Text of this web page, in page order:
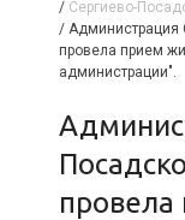
/ Сергиево-
/ Администрация
провела прием
администрации".
Администрация Сергиево-